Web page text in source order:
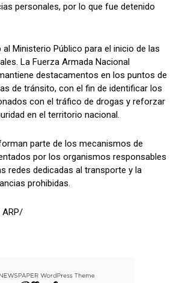
personales, por lo que fue detenido
Ministerio Público para el inicio de las
La Fuerza Armada Nacional
destacamentos en los puntos de
de tránsito, con el fin de identificar los
con el tráfico de drogas y reforzar
en el territorio nacional.
parte de los mecanismos de
por los organismos responsables
redes dedicadas al transporte y la
prohibidas.
ARP/